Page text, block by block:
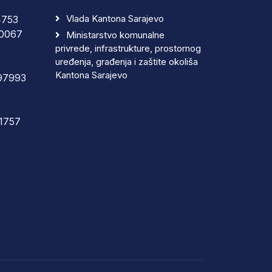
Vlada Kantona Sarajevo
Ministarstvo komunalne
privrede, infrastrukture, prostornog
uređenja, građenja i zaštite okoliša
Kantona Sarajevo